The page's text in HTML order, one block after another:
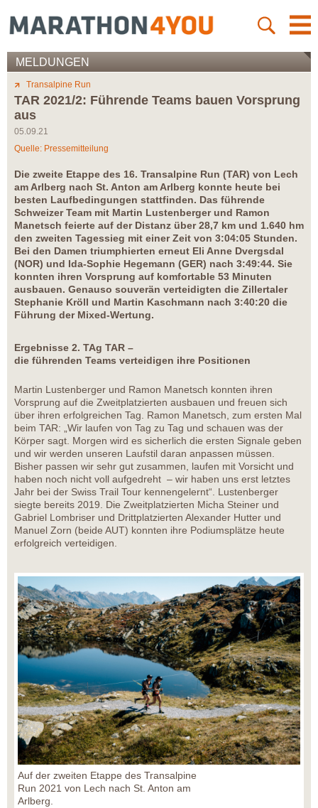
MELDUNGEN
Transalpine Run
TAR 2021/2: Führende Teams bauen Vorsprung
aus
05.09.21
Quelle: Pressemitteilung
Die zweite Etappe des 16. Transalpine Run (TAR) von Lech
am Arlberg nach St. Anton am Arlberg konnte heute bei
besten Laufbedingungen stattfinden. Das führende
Schweizer Team mit Martin Lustenberger und Ramon
Manetsch feierte auf der Distanz über 28,7 km und 1.640 hm
den zweiten Tagessieg mit einer Zeit von 3:04:05 Stunden.
Bei den Damen triumphierten erneut Eli Anne Dvergsdal
(NOR) und Ida-Sophie Hegemann (GER) nach 3:49:44. Sie
konnten ihren Vorsprung auf komfortable 53 Minuten
ausbauen. Genauso souverän verteidigten die Zillertaler
Stephanie Kröll und Martin Kaschmann nach 3:40:20 die
Führung der Mixed-Wertung.
Ergebnisse 2. TAg TAR –
die führenden Teams verteidigen ihre Positionen
Martin Lustenberger und Ramon Manetsch konnten ihren
Vorsprung auf die Zweitplatzierten ausbauen und freuen sich
über ihren erfolgreichen Tag. Ramon Manetsch, zum ersten Mal
beim TAR: „Wir laufen von Tag zu Tag und schauen was der
Körper sagt. Morgen wird es sicherlich die ersten Signale geben
und wir werden unseren Laufstil daran anpassen müssen.
Bisher passen wir sehr gut zusammen, laufen mit Vorsicht und
haben noch nicht voll aufgedreht – wir haben uns erst letztes
Jahr bei der Swiss Trail Tour kennengelernt“. Lustenberger
siegte bereits 2019. Die Zweitplatzierten Micha Steiner und
Gabriel Lombriser und Drittplatzierten Alexander Hutter und
Manuel Zorn (beide AUT) konnten ihre Podiumsplätze heute
erfolgreich verteidigen.
Auf der zweiten Etappe des Transalpine
Run 2021 von Lech nach St. Anton am
Arlberg.